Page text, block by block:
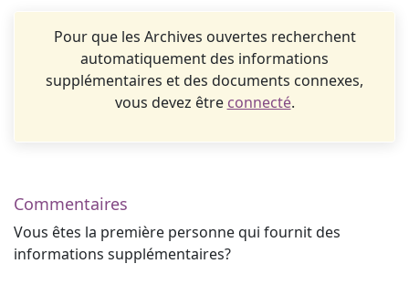
Pour que les Archives ouvertes recherchent
automatiquement des informations
supplémentaires et des documents connexes,
vous devez être connecté.
Commentaires
Vous êtes la première personne qui fournit des
informations supplémentaires?